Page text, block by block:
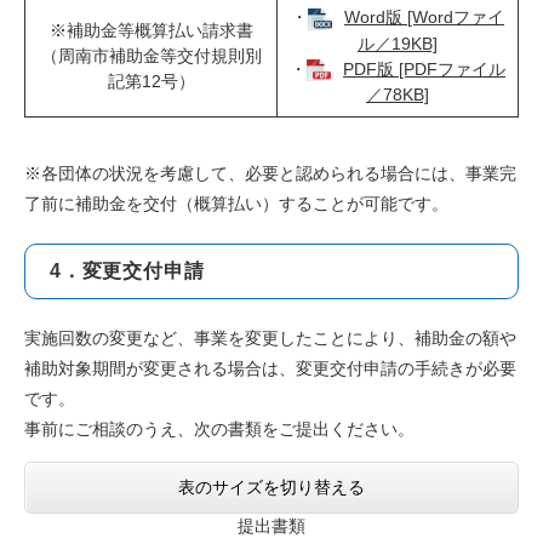
※補助金等概算払い請求書
（周南市補助金等交付規則別
記第12号）
・
Word版 [Wordファイ
ル／19KB]
・
PDF版 [PDFファイル
／78KB]
※各団体の状況を考慮して、必要と認められる場合には、事業完
了前に補助金を交付（概算払い）することが可能です。
4．変更交付申請
実施回数の変更など、事業を変更したことにより、補助金の額や
補助対象期間が変更される場合は、変更交付申請の手続きが必要
です。
事前にご相談のうえ、次の書類をご提出ください。
表のサイズを切り替える
提出書類